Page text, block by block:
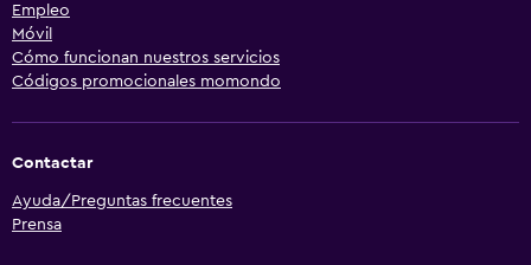
Empleo
Móvil
Cómo funcionan nuestros servicios
Códigos promocionales momondo
Contactar
Ayuda/Preguntas frecuentes
Prensa